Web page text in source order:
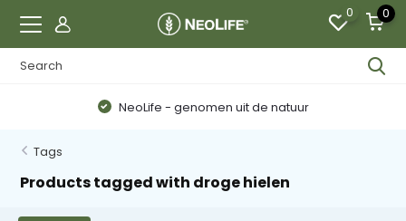
0 0
NeoLife - genomen uit de natuur
Tags
Products tagged with droge hielen